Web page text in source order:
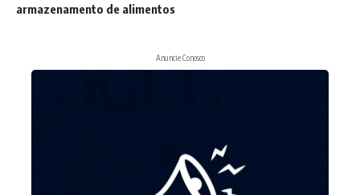
armazenamento de alimentos
Anuncie Conosco